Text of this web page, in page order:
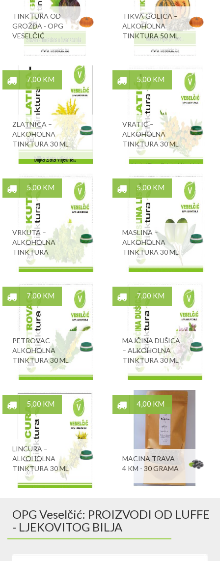
TINKTURA OD
GROŽĐA - OPG
VESELČIĆ
TIKVA GOLICA –
ALKOHOLNA
TINKTURA 50 ML
7,00 KM
ZLATNICA –
ALKOHOLNA
TINKTURA 30 ML
5,00 KM
VRATIĆ –
ALKOHOLNA
TINKTURA 30 ML
5,00 KM
VRKUTA –
ALKOHOLNA
TINKTURA
5,00 KM
MASLINA –
ALKOHOLNA
TINKTURA 30 ML
7,00 KM
PETROVAC –
ALKOHOLNA
TINKTURA 30 ML
7,00 KM
MAJČINA DUŠICA
– ALKOHOLNA
TINKTURA 30 ML
5,00 KM
LINCURA –
ALKOHOLNA
TINKTURA 30 ML
4,00 KM
MACINA TRAVA -
4 KM - 30 GRAMA
OPG Veselčić: PROIZVODI OD LUFFE
- LJEKOVITOG BILJA